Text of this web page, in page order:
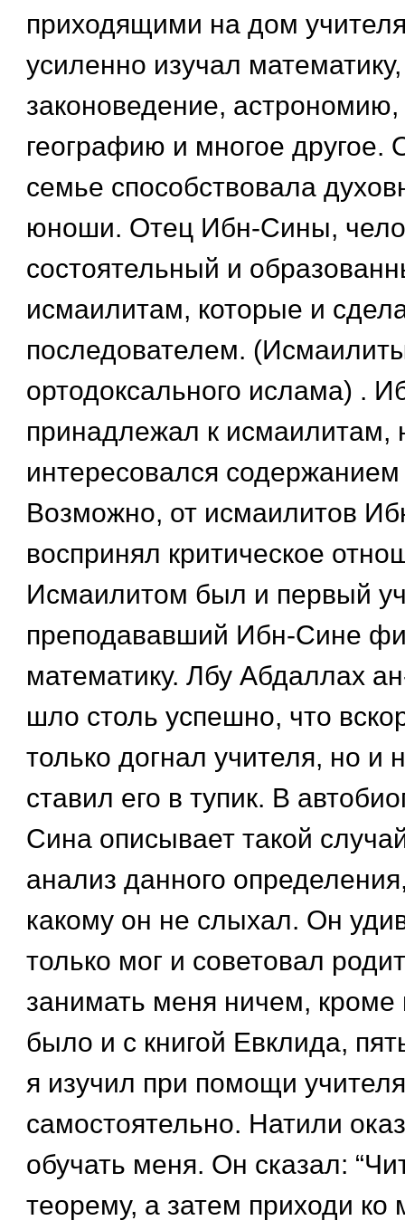
приходящими на дом
усиленно изучал
законоведение,
географию и многое другое.
семье способствовала
юноши. Отец Ибн-Сины,
состоятельный и
исмаилитам, которые и
последователем.
ортодоксального ислама) .
принадлежал к исмаилитам,
интересовался
Возможно, от исмаилитов
воспринял критическое
Исмаилитом был и первый
преподававший Ибн-Сине
математику. Лбу Абдаллах
шло столь успешно, что
только догнал учителя, но и
ставил его в тупик. В
Сина описывает такой
анализ данного
какому он не слыхал. Он
только мог и советовал
занимать меня ничем, кроме
было и с книгой Евклида,
я изучил при помощи
самостоятельно. Натили
обучать меня. Он сказал:
теорему, а затем приходи ко